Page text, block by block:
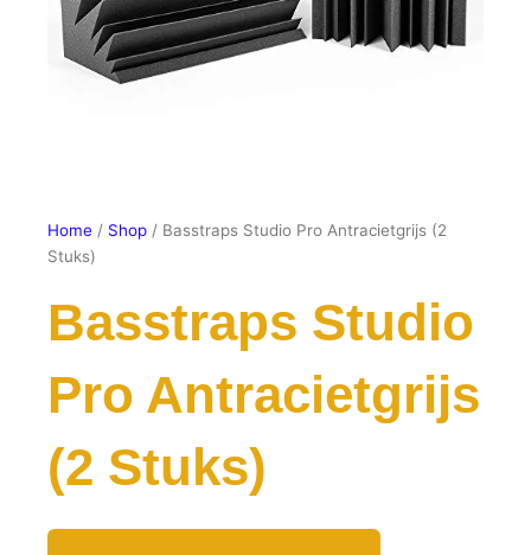
Home / Shop / Basstraps Studio Pro Antracietgrijs (2
Stuks)
Basstraps Studio
Pro Antracietgrijs
(2 Stuks)